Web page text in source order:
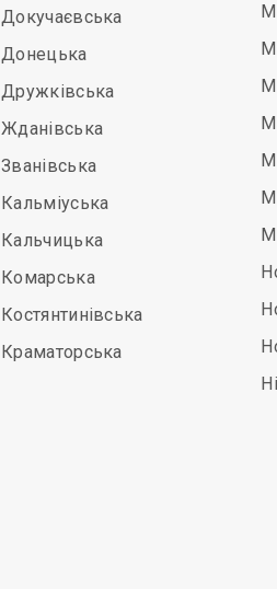
Докучаєвська
Донецька
Дружківська
Жданівська
Званівська
Кальміуська
Кальчицька
Комарська
Костянтинівська
Краматорська